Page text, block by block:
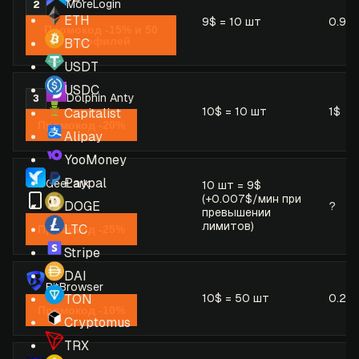
ETH
BTC
USDT
USDC
Capitalist
Alipay
YooMoney
Paypal
DOGE
LTC
Stripe
DAI
TON
Cryptomus
TRX
2 MoreLogin
Промокод -15% и 50
профилей
9$ = 10 шт 0.9$
3 Dolphin Anty
Промокод -20%
10$ = 10 шт 1$
GeeLark
Промокод -25%
10 шт = 9$
(+0.007$/мин при
превышении
лимитов)
?
BitBrowser
Промокод -10%
10$ = 50 шт 0.2$